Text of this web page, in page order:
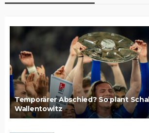
Temporärer Abschied? So plant
Wallentowitz